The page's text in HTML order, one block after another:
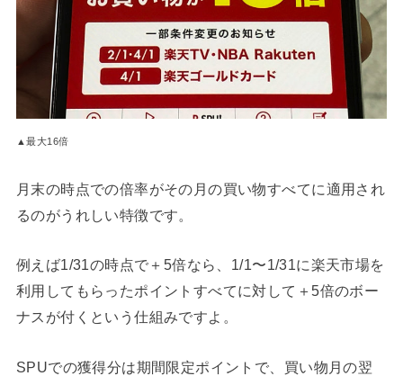
▲最大16倍
月末の時点での倍率がその月の買い物すべてに適用され
るのがうれしい特徴です。
例えば1/31の時点で＋5倍なら、1/1〜1/31に楽天市場を
利用してもらったポイントすべてに対して＋5倍のボー
ナスが付くという仕組みですよ。
SPUでの獲得分は期間限定ポイントで、買い物月の翌